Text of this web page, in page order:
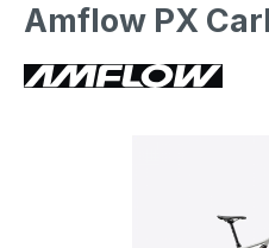
Amflow PX